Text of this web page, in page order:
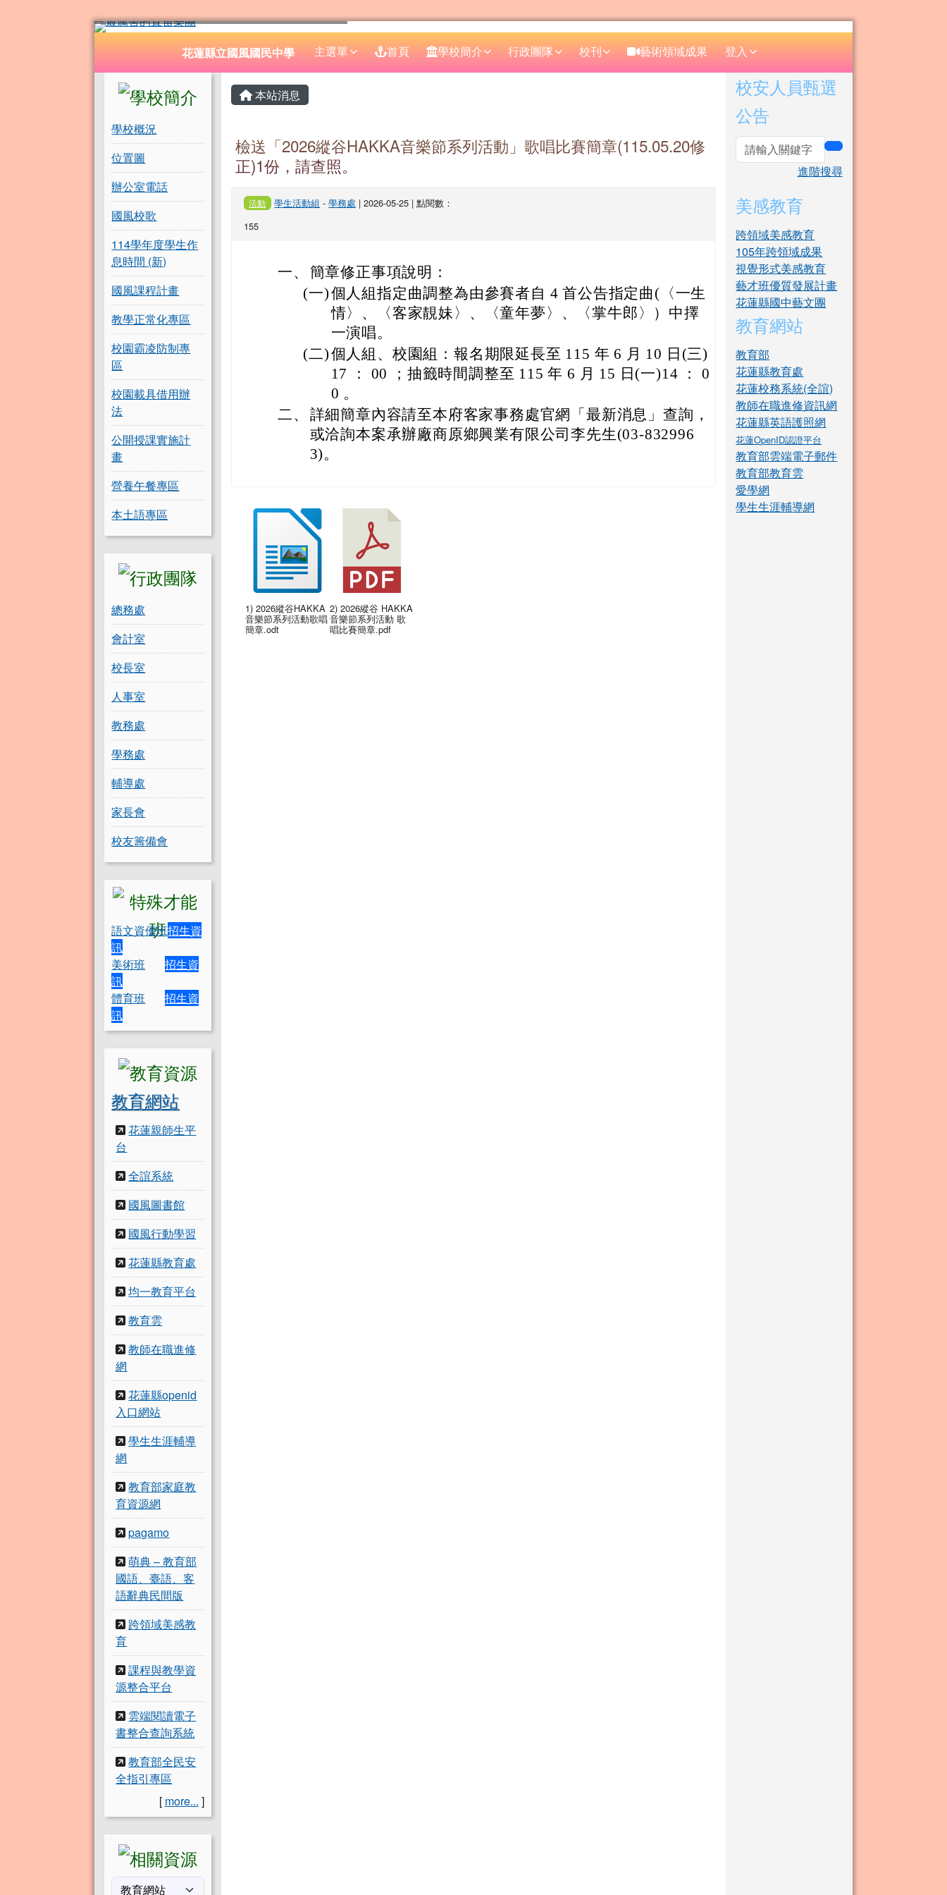
花蓮縣立國風國民中學
導覽列 花蓮縣立國風國民中學 主選單 首頁 學校簡介 行政團隊 校刊 藝術領域成果 登入
左邊區域內容
學校概況
位置圖
辦公室電話
國風校歌
114學年度學生作
息時間 (新)
國風課程計畫
教學正常化專區
校園霸凌防制專
區
校園載具借用辦
法
公開授課實施計
畫
營養午餐專區
本土語專區
總務處
會計室
校長室
人事室
教務處
學務處
輔導處
家長會
校友籌備會
語文資優班招生資
訊
美術班
招生資
訊
體育班
招生資
訊
教育網站
花蓮親師生平
台
全誼系統
國風圖書館
國風行動學習
花蓮縣教育處
均一教育平台
教育雲
教師在職進修
網
花蓮縣openid
入口網站
學生生涯輔導
網
教育部家庭教
育資源網
pagamo
萌典 – 教育部
國語、臺語、客
語辭典民間版
跨領域美感教
育
課程與教學資
源整合平台
雲端閱讀電子
書整合查詢系統
教育部全民安
全指引專區
[ more... ]
主內容區域
本站消息
檢送「2026縱谷HAKKA音樂節系列活動」歌唱比賽簡章(115.05.20修
正)1份，請查照。
活動 學生活動組 -學務處 | 2026-05-25 | 點閱數：
155
一、 簡章修正事項說明：
(一)個人組指定曲調整為由參賽者自 4 首公告指定曲(〈一生
情〉、〈客家靚妹〉、〈童年夢〉、〈掌牛郎〉）中擇
一演唱。
(二)個人組、校園組：報名期限延長至 115 年 6 月 10 日(三)
17 ： 00 ；抽籤時間調整至 115 年 6 月 15 日(一)14 ： 0
0 。
二、 詳細簡章內容請至本府客家事務處官網「最新消息」查詢，
或洽詢本案承辦廠商原鄉興業有限公司李先生(03-832996
3)。
1) 2026縱谷HAKKA
音樂節系列活動歌唱
簡章.odt
2) 2026縱谷 HAKKA
音樂節系列活動 歌
唱比賽簡章.pdf
右邊區域內容
校安人員甄選
公告
search
進階搜尋
美感教育
跨領域美感教育
105年跨領域成果
視覺形式美感教育
藝才班優質發展計畫
花蓮縣國中藝文團
教育網站
教育部
花蓮縣教育處
花蓮校務系統(全誼)
教師在職進修資訊網
花蓮縣英語護照網
花蓮OpenID認證平台
教育部雲端電子郵件
教育部教育雲
愛學網
學生生涯輔導網
頁尾區域